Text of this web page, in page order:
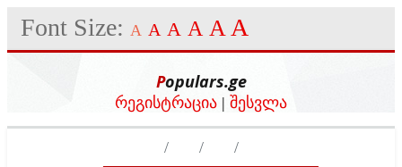
Font Size: A A A A A A
Populars.ge
რეგისტრაცია | შესვლა